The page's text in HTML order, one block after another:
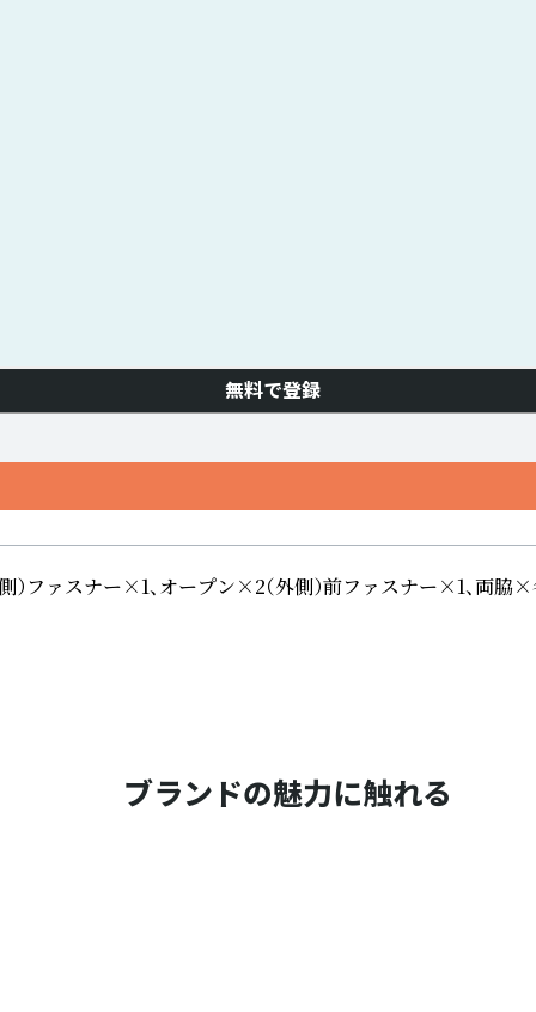
無料で登録
ファスナー×1、オープン×2（外側）前ファスナー×1、両脇×
ブランドの魅力に触れる